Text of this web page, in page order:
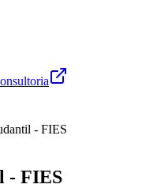
- FIES
- FIES